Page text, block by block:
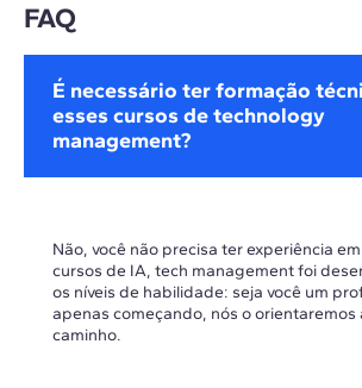
FAQ
É necessário ter formação
esses cursos de technology
management?
Não, você não precisa ter experiência
cursos de IA, tech management foi
os níveis de habilidade: seja você um
apenas começando, nós o orientaremos
caminho.